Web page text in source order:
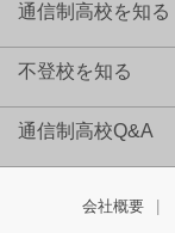
通信制高校を知る
不登校を知る
通信制高校Q&A
会社概要